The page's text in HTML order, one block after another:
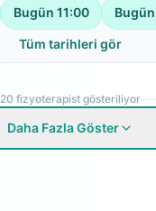
Bugün 11:00 Bugün
Tüm tarihleri gör
20 fizyoterapist gösteriliyor
Daha Fazla Göster